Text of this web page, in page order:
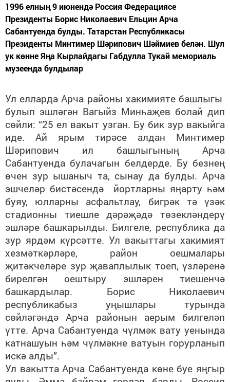
1996 елның 9 июнендә Россия Федерациясе
Президенты Борис Николаевич Ельцин Арча
Сабантуенда булды. Татарстан Республикасы
Президенты Минтимер Шәрипович Шәймиев белән. Шул
ук көнне Яңа Кырлайдагы Габдулла Тукай мемориаль
музеенда булдылар
Ул елларда Арча районы хакимияте башлыгы
булып эшләгән Вагыйз Минһаҗев болай дип
сөйли: “25 ел вакыт узган. Бу бик зур вакыйга
иде. Ай ярым тирәсе алдан Минтимер
Шәрипович ил башлыгының Арча
Сабантуенда булачагын белдерде. Бу безнең
өчен зур ышаныч та, сынау да булды. Арча
эшчеләр бистәсендә йортларны яңарту һәм
буяу, юлларны асфальтлау, бигрәк тә үзәк
стадионны тиешле дәрәҗәдә төзекләндерү
эшләре башкарылды. Билгеле, республика да
зур ярдәм күрсәтте. Ул вакыттагы хакимият
хезмәткәрләре, район оешмалары
җитәкчеләре зур җаваплылык тоеп, үзләренә
бирелгән оештыру эшләрен тиешенчә
башкардылар. Борис Николаевич
республикабыз уңышлары турында
сөйләгәндә Арча районын аерым билгеләп
үтте. Арча Сабантуенда чүлмәк вату уенында
катнашуын һәм чүлмәкне ватуын горурланып
искә алды”.
Ул вакытта Арча Сабантуенда көне буе яңгыр